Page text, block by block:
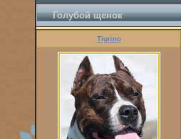
Голубой щенок
Tigrino